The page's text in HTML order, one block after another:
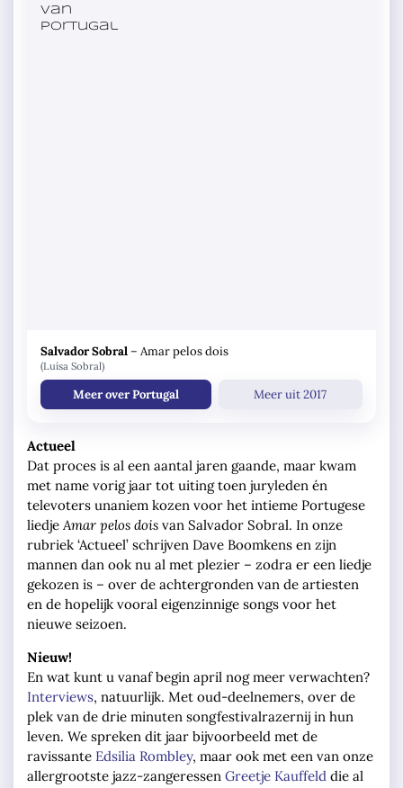
Salvador Sobral – Amar pelos dois
(Luísa Sobral)
Meer over Portugal Meer uit 2017
Actueel
Dat proces is al een aantal jaren gaande, maar kwam
met name vorig jaar tot uiting toen juryleden én
televoters unaniem kozen voor het intieme Portugese
liedjeAmar pelos dois van Salvador Sobral. In onze
rubriek ‘Actueel’ schrijven Dave Boomkens en zijn
mannen dan ook nu al met plezier – zodra er een liedje
gekozen is – over de achtergronden van de artiesten
en de hopelijk vooral eigenzinnige songs voor het
nieuwe seizoen.
Nieuw!
En wat kunt u vanaf begin april nog meer verwachten?
Interviews, natuurlijk. Met oud-deelnemers, over de
plek van de drie minuten songfestivalrazernij in hun
leven. We spreken dit jaar bijvoorbeeld met de
ravissante Edsilia Rombley, maar ook met een van onze
allergrootste jazz-zangeressen Greetje Kauffeld die al